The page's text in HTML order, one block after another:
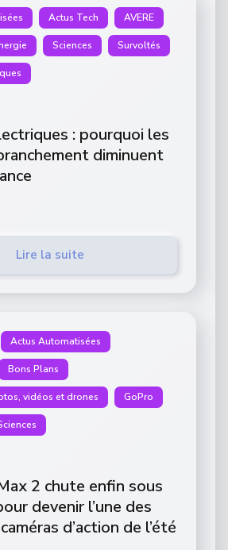
Actus Tech AVERE
Sciences Survoltés
: pourquoi les
diminuent
Lire la suite
Actus Automatisées
Bons Plans
vidéos et drones GoPro
2 chute enfin sous
devenir l’une des
d’action de l’été